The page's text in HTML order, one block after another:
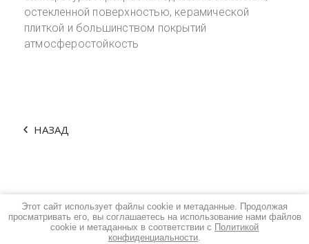
Этот сайт использует файлы cookie и метаданные. Продолжая
просматривать его, вы соглашаетесь на использование нами файлов
cookie и метаданных в соответствии с Политикой
конфиденциальности.
остекленной поверхностью, керамической
плиткой и большинством покрытий
атмосферостойкость
НАЗАД
Istens - оптовые поставки строительных товаров © 2013
Политика конфиденциальности
Сайт создан в:megagroup.ru